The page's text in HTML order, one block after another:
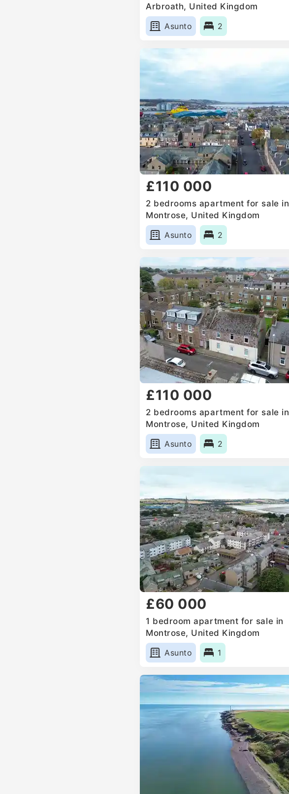
Arbroath, United Kingdom
Asunto
2
£110 000
2 bedrooms apartment for sale in
Montrose, United Kingdom
Asunto
2
£110 000
2 bedrooms apartment for sale in
Montrose, United Kingdom
Asunto
2
£60 000
1 bedroom apartment for sale in
Montrose, United Kingdom
Asunto
1